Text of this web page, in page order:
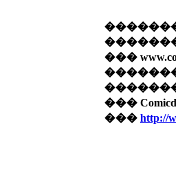
���
�������
���
��� http://